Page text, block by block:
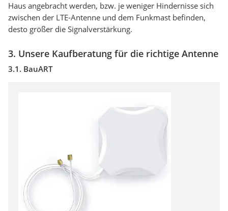
Haus angebracht werden, bzw. je weniger Hindernisse sich
zwischen der LTE-Antenne und dem Funkmast befinden,
desto größer die Signalverstärkung.
3. Unsere Kaufberatung für die richtige Antenne
3.1. BauART